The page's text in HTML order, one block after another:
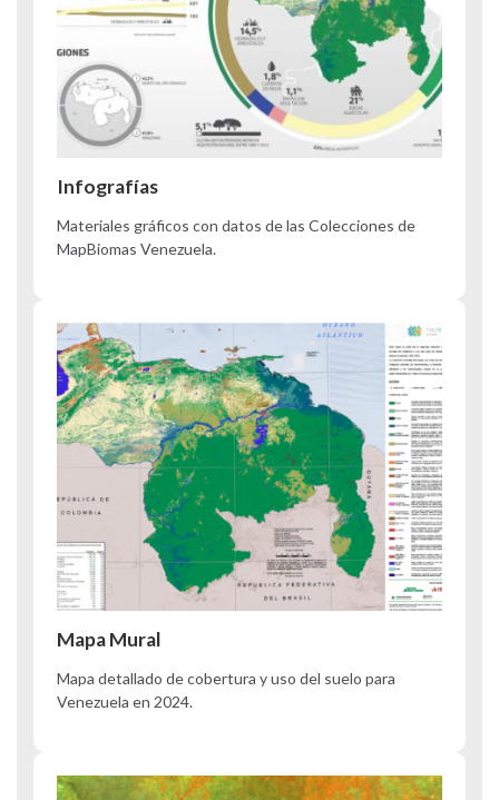
Infografías
Materiales gráficos con datos de las Colecciones de
MapBiomas Venezuela.
Mapa Mural
Mapa detallado de cobertura y uso del suelo para
Venezuela en 2024.